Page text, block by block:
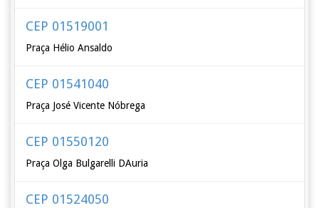
CEP 01519001
Praça Hélio Ansaldo
CEP 01541040
Praça José Vicente Nóbrega
CEP 01550120
Praça Olga Bulgarelli DAuria
CEP 01524050